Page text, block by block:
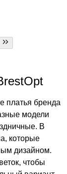
платья бренда
модели
В
которые
дизайном.
чтобы